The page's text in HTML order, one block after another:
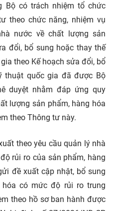
Bộ có trách nhiệm tổ chức
theo chức năng, nhiệm vụ
nước về chất lượng sản
đổi, bổ sung hoặc thay thế
theo Kế hoạch sửa đổi, bổ
thuật quốc gia đã được Bộ
duyệt nhằm đáp ứng quy
lượng sản phẩm, hàng hóa
theo Thông tư này.
theo yêu cầu quản lý nhà
rủi ro của sản phẩm, hàng
đề xuất cập nhật, bổ sung
hóa có mức độ rủi ro trung
theo hồ sơ ban hành được